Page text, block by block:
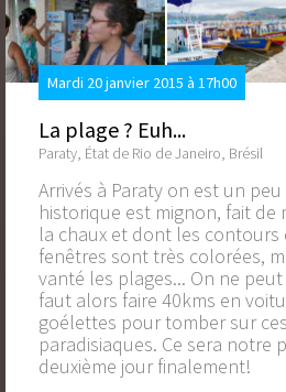
Mardi 20 janvier 2015 à 17h00
La plage ? Euh...
Paraty, État de Rio de Janeiro, Brésil
Arrivés à Paraty on est un
historique est mignon, fait de
la chaux et dont les contours
fenêtres sont très colorées,
vanté les plages... On ne
faut alors faire 40kms en
goélettes pour tomber sur
paradisiaques. Ce sera notre
deuxième jour finalement!